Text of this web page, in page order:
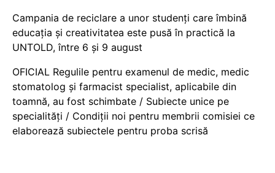
Campania de reciclare a unor studenți care îmbină
educația și creativitatea este pusă în practică la
UNTOLD, între 6 și 9 august
OFICIAL Regulile pentru examenul de medic, medic
stomatolog și farmacist specialist, aplicabile din
toamnă, au fost schimbate / Subiecte unice pe
specialități / Condiții noi pentru membrii comisiei ce
elaborează subiectele pentru proba scrisă